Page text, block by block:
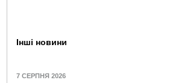
Інші новини
7 СЕРПНЯ 2026